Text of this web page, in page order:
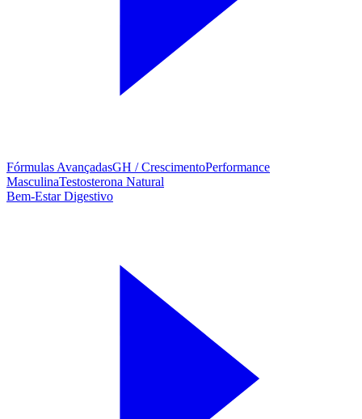
Fórmulas AvançadasGH / CrescimentoPerformance
MasculinaTestosterona Natural
Bem-Estar Digestivo